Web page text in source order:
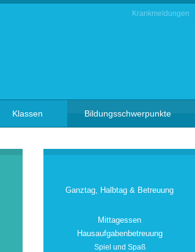
Krankmeldungen
Klassen Bildungsschwerpunkte
Ganztag, Halbtag & Betreuung
Mittagessen
Hausaufgabenbetreuung
Spiel und Spaß